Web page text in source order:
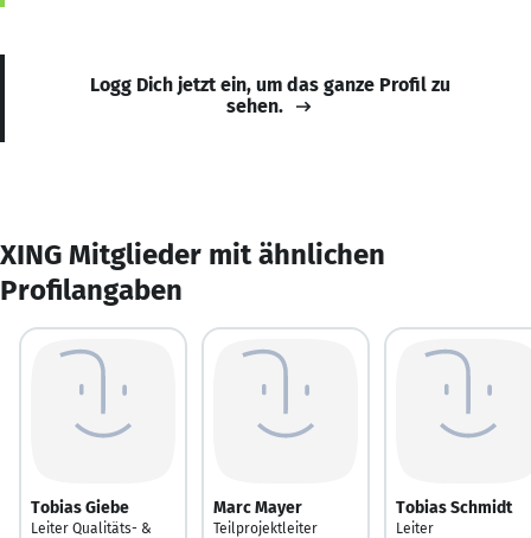
Logg Dich jetzt ein, um das ganze Profil zu
sehen.
XING Mitglieder mit ähnlichen
Profilangaben
Tobias Giebe
Leiter Qualitäts- &
Marc Mayer
Teilprojektleiter
Tobias Schmidt
Leiter